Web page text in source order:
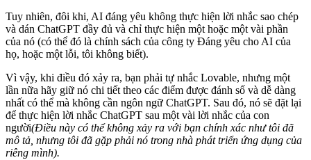
Tuy nhiên, đôi khi, AI đáng yêu không thực hiện lời nhắc sao chép
và dán ChatGPT đầy đủ và chỉ thực hiện một hoặc một vài phần
của nó (có thể đó là chính sách của công ty Đáng yêu cho AI của
họ, hoặc một lỗi, tôi không biết).
Vì vậy, khi điều đó xảy ra, bạn phải tự nhắc Lovable, nhưng một
lần nữa hãy giữ nó chi tiết theo các điểm được đánh số và dễ dàng
nhất có thể mà không cần ngôn ngữ ChatGPT. Sau đó, nó sẽ đặt lại
để thực hiện lời nhắc ChatGPT sau một vài lời nhắc của con
người(Điều này có thể không xảy ra với bạn chính xác như tôi đã
mô tả, nhưng tôi đã gặp phải nó trong nhà phát triển ứng dụng của
riêng mình).